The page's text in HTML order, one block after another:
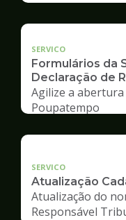
SERVICO
Formulários da
Declaração de
Agilize a
Poupatempo
SERVICO
Atualização
Atualização do
Responsável